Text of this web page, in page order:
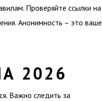
Проверяйте ссылки на
Анонимность – это ваше
2026
Важно следить за